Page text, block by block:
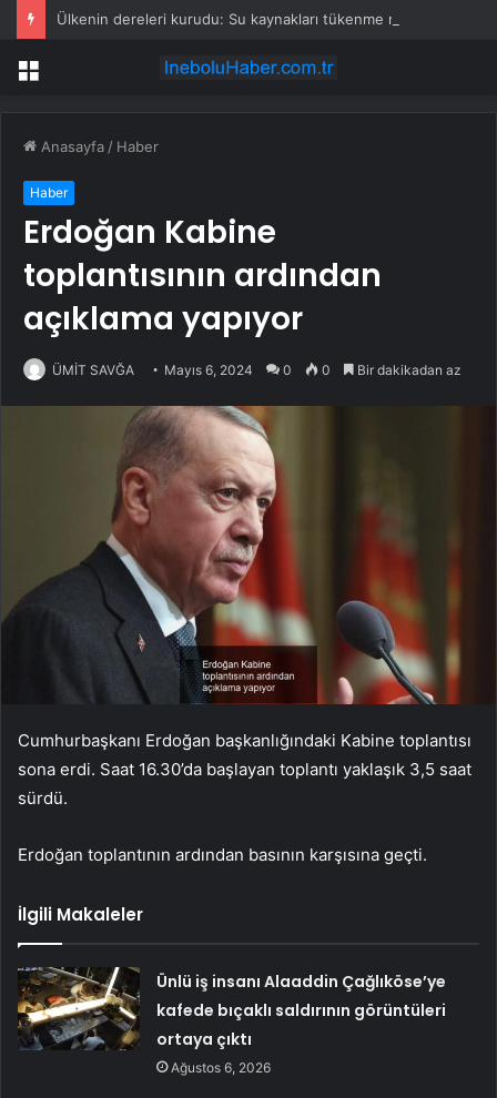
Menü
Anasayfa / Haber
Haber
Erdoğan Kabine
toplantısının ardından
açıklama yapıyor
ÜMİT SAVĞA Mayıs 6, 2024 0 0 Bir dakikadan az
Cumhurbaşkanı Erdoğan başkanlığındaki Kabine toplantısı
sona erdi. Saat 16.30’da başlayan toplantı yaklaşık 3,5 saat
sürdü.
Erdoğan toplantının ardından basının karşısına geçti.
İlgili Makaleler
Ünlü iş insanı Alaaddin Çağlıköse’ye
kafede bıçaklı saldırının görüntüleri
ortaya çıktı
Ağustos 6, 2026